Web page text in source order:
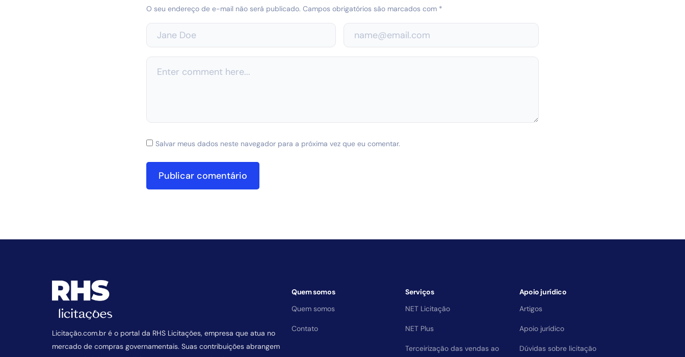
O seu endereço de e-mail não será publicado. Campos obrigatórios são marcados com *
Salvar meus dados neste navegador para a próxima vez que eu comentar.
Licitação.com.br é o portal da RHS Licitações, empresa que atua no
mercado de compras governamentais. Suas contribuições abrangem
Quem somos
Quem somos
Contato
Serviços
NET Licitação
NET Plus
Terceirização das vendas ao
Apoio jurídico
Artigos
Apoio jurídico
Dúvidas sobre licitação